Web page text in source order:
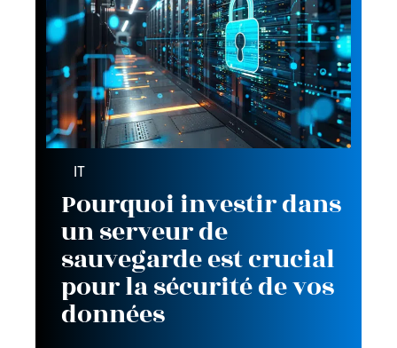
IT
Pourquoi investir dans
un serveur de
sauvegarde est crucial
pour la sécurité de vos
données